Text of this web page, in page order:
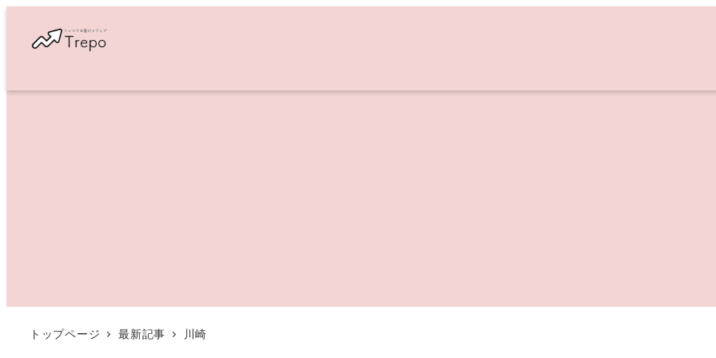
トップページ 最新記事 川崎